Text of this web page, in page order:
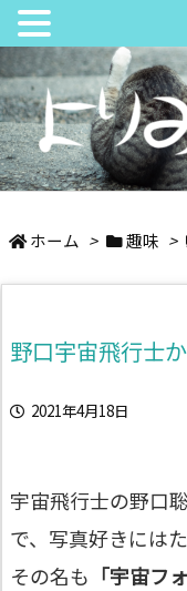
日々の中でちょっと
ホーム > 趣味 >
野口宇宙飛行士
2021年4月18日
宇宙飛行士の野口
で、写真好きには
その名も 「宇宙フ